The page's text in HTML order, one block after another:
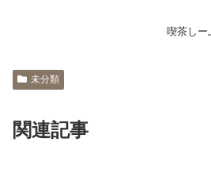
喫茶しー
未分類
関連記事